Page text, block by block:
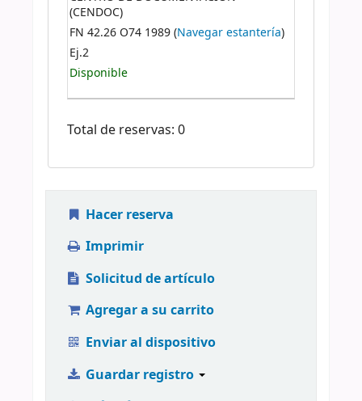
(CENDOC)
FN 42.26 O74 1989 (Navegar estantería)
Ej.2
Disponible
Total de reservas: 0
Hacer reserva
Imprimir
Solicitud de artículo
Agregar a su carrito
Enviar al dispositivo
Guardar registro